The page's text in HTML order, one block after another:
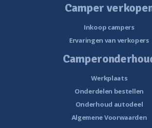
Camper
Inkoop campers
Ervaringen van verkopers
Werkplaats
Onderdelen bestellen
Onderhoud autodeel
Algemene Voorwaarden